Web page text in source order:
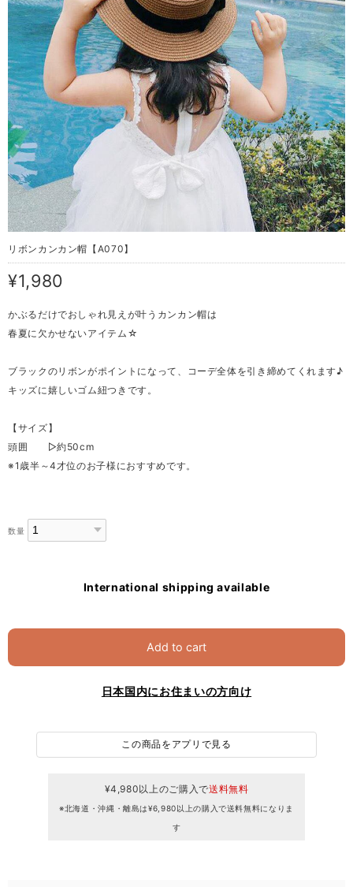
リボンカンカン帽【A070】
¥1,980
かぶるだけでおしゃれ見えが叶うカンカン帽は
春夏に欠かせないアイテム☆
ブラックのリボンがポイントになって、コーデ全体を引き締めてくれます♪
キッズに嬉しいゴム紐つきです。
【サイズ】
頭囲 ▷約50cm
※1歳半～4才位のお子様におすすめです。
数量
International shipping available
Add to cart
日本国内にお住まいの方向け
この商品をアプリで見る
¥4,980以上のご購入で送料無料
※北海道・沖縄・離島は¥6,980以上の購入で送料無料になりま
す